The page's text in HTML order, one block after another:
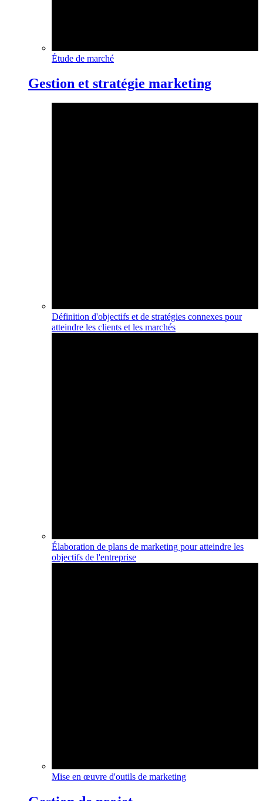
Étude de marché
Gestion et stratégie marketing
Définition d'objectifs et de stratégies connexes pour
atteindre les clients et les marchés
Élaboration de plans de marketing pour atteindre les
objectifs de l'entreprise
Mise en œuvre d'outils de marketing